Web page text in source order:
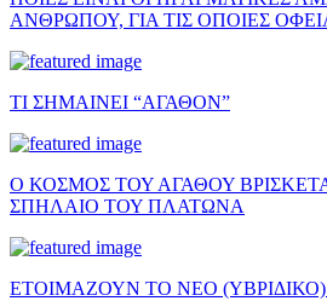
ΑΝΘΡΩΠΟΥ, ΓΙΑ ΤΙΣ ΟΠΟΙΕΣ
ΤΙ ΣΗΜΑΙΝΕΙ “ΑΓΑΘΟΝ”
Ο ΚΟΣΜΟΣ ΤΟΥ ΑΓΑΘΟΥ
ΣΠΗΛΑΙΟ ΤΟΥ ΠΛΑΤΩΝΑ
ΕΤΟΙΜΑΖΟΥΝ ΤΟ ΝΕΟ